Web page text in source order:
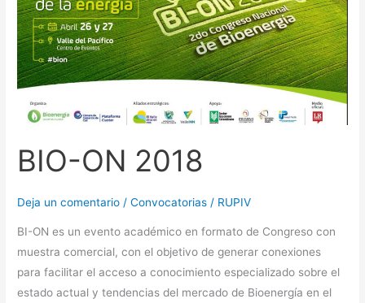
BIO-ON 2018
Deja un comentario /Convocatorias / RUPIV
BI-ON es un evento académico en formato de Congreso con
muestra comercial, con el objetivo de generar conexiones
para facilitar el acceso a conocimiento especializado sobre el
estado actual y tendencias del mercado de Bioenergía en el
2018